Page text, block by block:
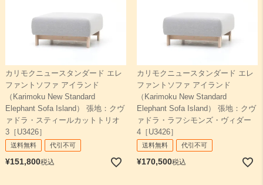
カリモクニュースタンダード エレ
ファントソファ アイランド
（Karimoku New Standard
Elephant Sofa Island） 張地：クヴ
ァドラ・スティールカットトリオ
3［U3426］
送料無料 代引不可
¥151,800税込
カリモクニュースタンダード エレ
ファントソファ アイランド
（Karimoku New Standard
Elephant Sofa Island） 張地：クヴ
ァドラ・ラフシモンズ・ヴィダー
4［U3426］
送料無料 代引不可
¥170,500税込